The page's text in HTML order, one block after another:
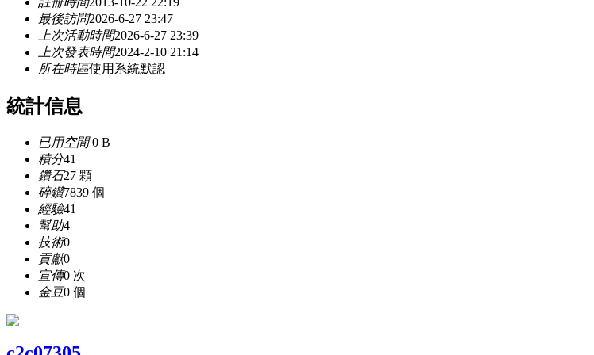
最後訪問2026-6-27 23:47
上次活動時間2026-6-27 23:39
上次發表時間2024-2-10 21:14
所在時區使用系統默認
統計信息
已用空間0 B
積分41
鑽石27 顆
碎鑽7839 個
經驗41
幫助4
技術0
貢獻0
宣傳0 次
金豆0 個